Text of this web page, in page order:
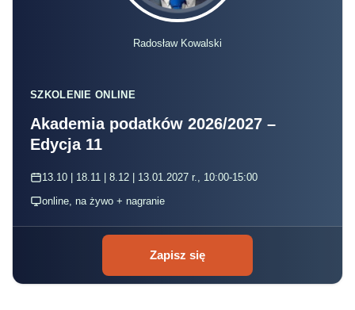
Radosław Kowalski
SZKOLENIE ONLINE
Akademia podatków 2026/2027 –
Edycja 11
13.10 | 18.11 | 8.12 | 13.01.2027 r., 10:00-15:00
online, na żywo + nagranie
Zapisz się